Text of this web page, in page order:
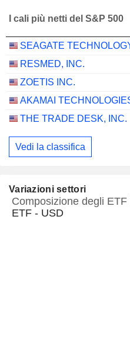
I cali più netti del S&P 500
RESMED, INC.
ZOETIS INC.
THE TRADE DESK, INC.
Vedi la classifica
Variazioni settori
Composizione degli ETF
ETF - USD